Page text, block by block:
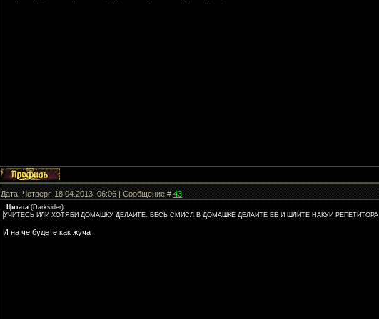
Дата: Четверг, 18.04.2013, 06:06 | Сообщение #43
Цитата (Darksider)
УЧИТЕСЬ ИЛИ ХОТЯБИ ДОМАШКУ ДЕЛАЙТЕ. ВЕСЬ СМИСЛ В ДОМАШКЕ ДЕЛАЙТЕ ЕЕ И ШЛИТЕ НАКУЙ РЕПЕТИТОРА
И на че будете как жуча